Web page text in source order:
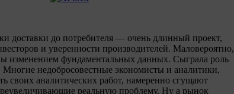
доставки до потребителя — очень длинный проект,
и уверенности производителей. Маловероятно,
изменением фундаментальных данных. Сыграла роль
недобросовестные экономисты и аналитики,
своих аналитических работ, намеренно сгущают
реальную проблему. Ну а рынок